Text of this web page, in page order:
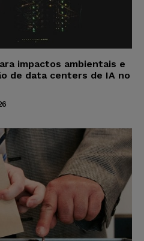
impactos ambientais e
de data centers de IA no